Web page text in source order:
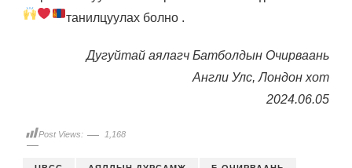
танилцуулах болно .
Дугуйтай аялагч Батболдын Очирваань
Англи Улс, Лондон хот
2024.06.05
Post Views: 1,168